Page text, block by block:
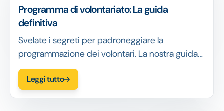
Programma di volontariato: La guida
definitiva
Svelate i segreti per padroneggiare la
programmazione dei volontari. La nostra guida
passo passo copre tutto, dalla pianificazione alla
comunicazione.
Leggi tutto